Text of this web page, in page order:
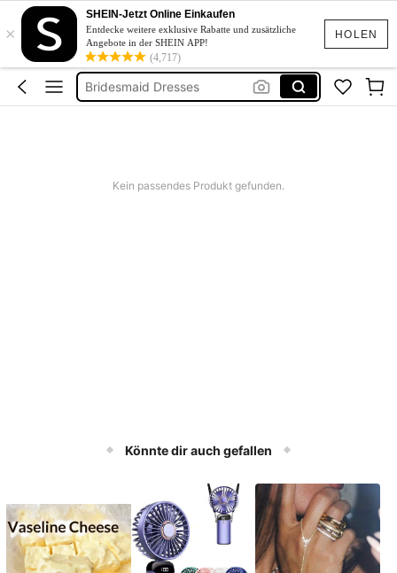
HOLEN
×
SHEIN-Jetzt Online Einkaufen
Entdecke weitere exklusive Rabatte und zusätzliche
Angebote in der SHEIN APP!
(4,717)
Squishies
Linen
Schwimmanzug Sport
Bridesmaid Dresses
Kein passendes Produkt gefunden.
Könnte dir auch gefallen